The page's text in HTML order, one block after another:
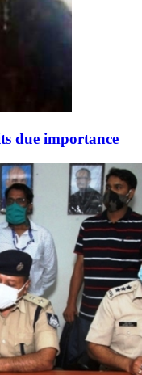
due importance